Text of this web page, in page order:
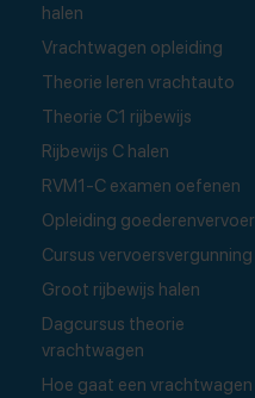
halen
Vrachtwagen opleiding
Theorie leren vrachtauto
Theorie C1 rijbewijs
Rijbewijs C halen
RVM1-C examen oefenen
Opleiding goederenvervoer
Cursus vervoersvergunning
Groot rijbewijs halen
Dagcursus theorie
vrachtwagen
Hoe gaat een vrachtwagen